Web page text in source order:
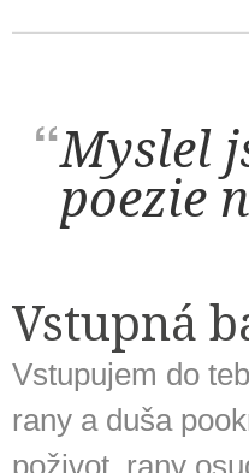
Myslel
poezie
Vstupná
Vstupujem do
rany a duša
poživot, rany